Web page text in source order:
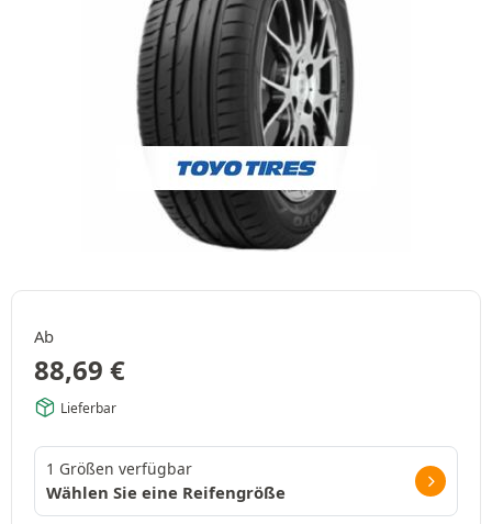
Ab
88,69 €
Lieferbar
1 Größen verfügbar
Wählen Sie eine Reifengröße